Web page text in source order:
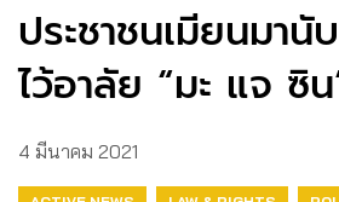
ประชาชนเมียนมา
ไว้อาลัย “มะ แจ ซิ
4 มีนาคม 2021